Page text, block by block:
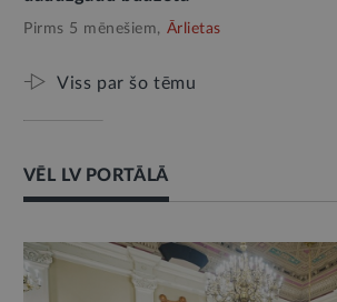
Pirms 5 mēnešiem, Ārlietas
Viss par šo tēmu
VĒL LV PORTĀLĀ